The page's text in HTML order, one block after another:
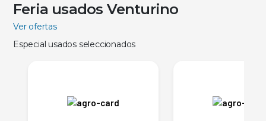
Feria usados Venturino
Ver ofertas
Especial usados seleccionados